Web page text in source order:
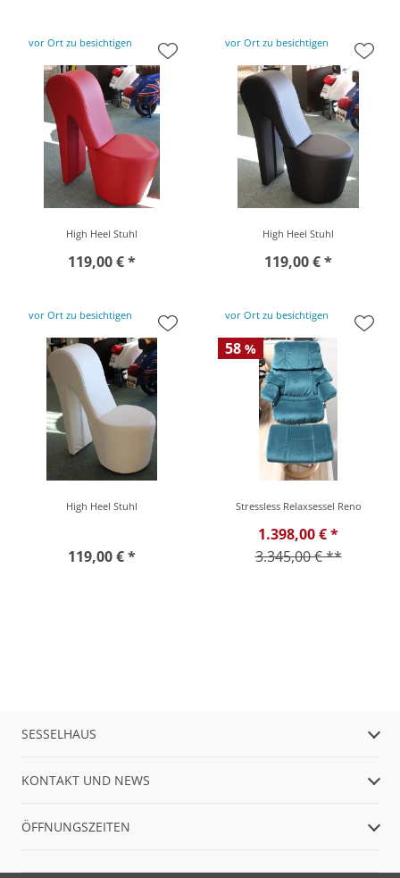
vor Ort zu besichtigen
High Heel Stuhl
119,00 € *
vor Ort zu besichtigen
High Heel Stuhl
119,00 € *
vor Ort zu besichtigen
High Heel Stuhl
119,00 € *
vor Ort zu besichtigen
58 %
Stressless Relaxsessel Reno
1.398,00 € *
3.345,00 € **
SESSELHAUS
KONTAKT UND NEWS
ÖFFNUNGSZEITEN